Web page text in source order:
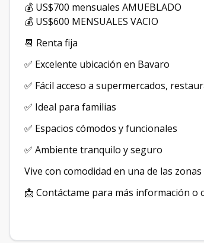
💰 US$700 mensuales AMUEBLADO
💰 US$600 MENSUALES VACIO
📆 Renta fija
✅ Excelente ubicación en Bavaro
✅ Fácil acceso a supermercados,
✅ Ideal para familias
✅ Espacios cómodos y funcionales
✅ Ambiente tranquilo y seguro
Vive con comodidad en una de las
📩 Contáctame para más información o